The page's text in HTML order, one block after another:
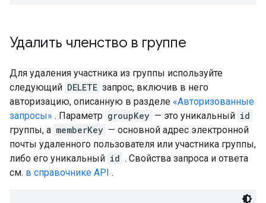
Удалить членство в группе
Для удаления участника из группы используйте
следующий DELETE запрос, включив в него
авторизацию, описанную в разделе «Авторизованные
запросы» . Параметр groupKey — это уникальный id
группы, а memberKey — основной адрес электронной
почты удаленного пользователя или участника группы,
либо его уникальный id . Свойства запроса и ответа
см. в справочнике API .